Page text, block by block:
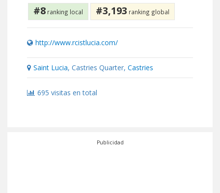
#8 ranking local #3,193 ranking global
http://www.rcistlucia.com/
Saint Lucia, Castries Quarter, Castries
695 visitas en total
Publicidad